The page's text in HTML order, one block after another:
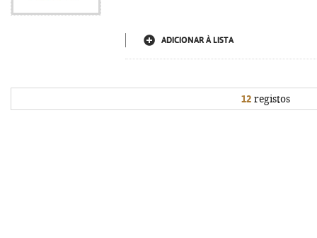
ADICIONAR À LISTA
12registos